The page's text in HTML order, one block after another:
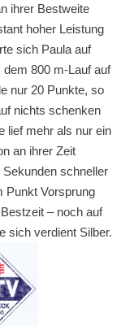
ihrer Bestweite
hoher Leistung
sich Paula auf
800 m-Lauf auf
nur 20 Punkte, so
nichts schenken
lief mehr als nur ein
an ihrer Zeit
schneller
Punkt Vorsprung
– noch auf
sich verdient Silber.